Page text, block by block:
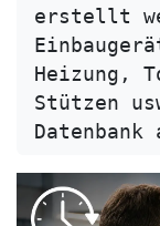
erstellt
Heizung,
Stützen
Datenbank